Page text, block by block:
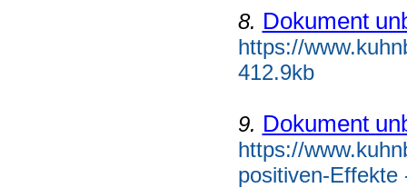
8. Dokument
https://
412.9kb
9. Dokument
https://
positiven-Effekte